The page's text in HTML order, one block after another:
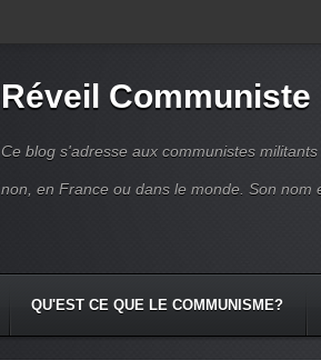
Réveil Communiste
Ce blog s'adresse aux communistes
non, en France ou dans le monde. Son nom
QU'EST CE QUE LE COMMUNISME?